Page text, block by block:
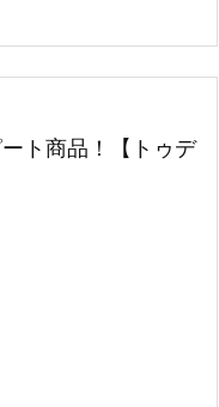
ト商品！【トゥデ